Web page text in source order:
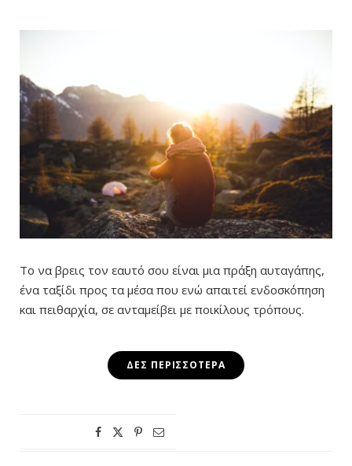
Το να βρεις τον εαυτό σου είναι μια πράξη αυταγάπης,
ένα ταξίδι προς τα μέσα που ενώ απαιτεί ενδοσκόπηση
και πειθαρχία, σε ανταμείβει με ποικίλους τρόπους.
ΔΕΣ ΠΕΡΙΣΣΌΤΕΡΑ